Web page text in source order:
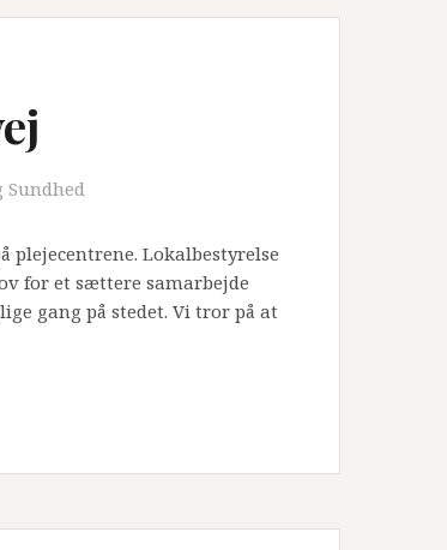
plejecentrene. Lokalbestyrelse
for et sættere samarbejde
gang på stedet. Vi tror på at